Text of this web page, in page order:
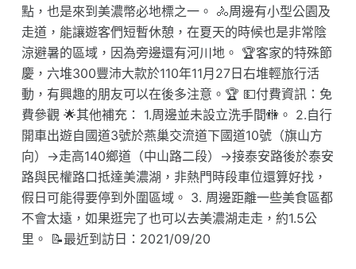
點，也是來到美濃幣必地標之一。 🚴周邊有小型公園及
走道，能讓遊客們短暫休憩，在夏天的時候也是非常陰
涼避暑的區域，因為旁邊還有河川地。 🏆客家的特殊節
慶，六堆300豐沛大款於110年11月27日右堆輕旅行活
動，有興趣的朋友可以在後多注意。🏆 💵付費資訊：免
費參觀 🌟其他補充： 1.周邊並未設立洗手間🚻。 2.自行
開車出遊自國道3號於燕巢交流道下國道10號（旗山方
向）→走高140鄉道（中山路二段）→接泰安路後於泰安
路與民權路口抵達美濃湖，非熱門時段車位還算好找，
假日可能得要停到外圍區域。 3. 周邊距離一些美食區都
不會太遠，如果逛完了也可以去美濃湖走走，約1.5公
里。 📝最近到訪日：2021/09/20